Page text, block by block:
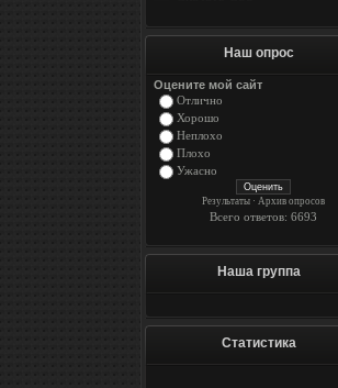
Наш опрос
Оцените мой сайт
Отлично
Хорошо
Неплохо
Плохо
Ужасно
Результаты· Архив опросов
Всего ответов: 6693
Наша группа
Статистика